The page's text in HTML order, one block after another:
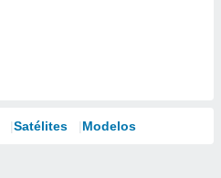
Satélites Modelos